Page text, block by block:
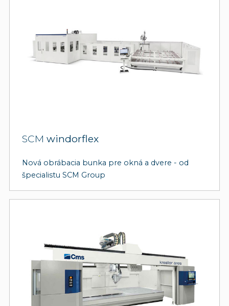
SCM windorflex
Nová obrábacia bunka pre okná a dvere - od
špecialistu SCM Group